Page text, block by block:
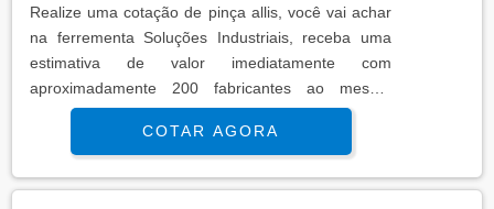
Realize uma cotação de pinça allis, você vai achar
na ferrementa Soluções Industriais, receba uma
estimativa de valor imediatamente com
aproximadamente 200 fabricantes ao mesmo
tempo.
COTAR AGORA